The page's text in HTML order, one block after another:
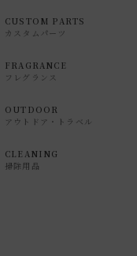
CUSTOM PARTS
カスタムパーツ
FRAGRANCE
フレグランス
OUTDOOR
アウトドア・トラベル
CLEANING
掃除用品